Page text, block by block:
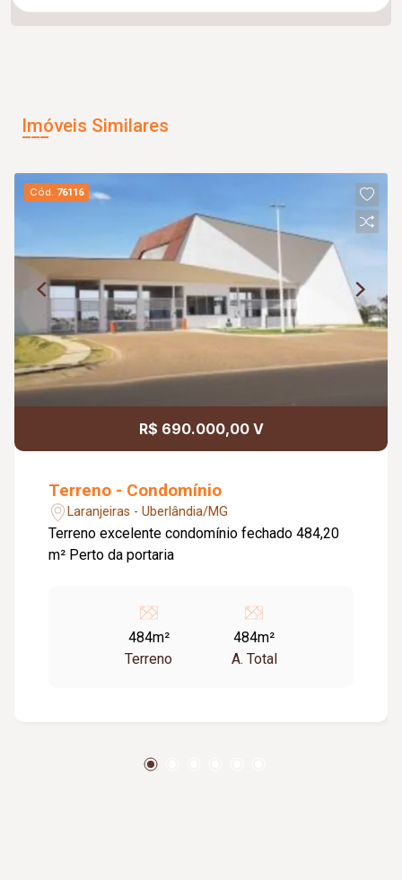
Imóveis Similares
Cód. 76116
R$ 690.000,00 V
Terreno - Condomínio
Laranjeiras - Uberlândia/MG
Terreno excelente condomínio fechado 484,20
m² Perto da portaria
484m²
Terreno
484m²
A. Total